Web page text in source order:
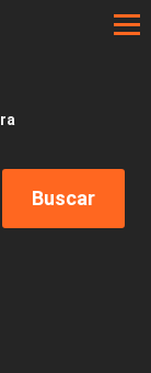
a la